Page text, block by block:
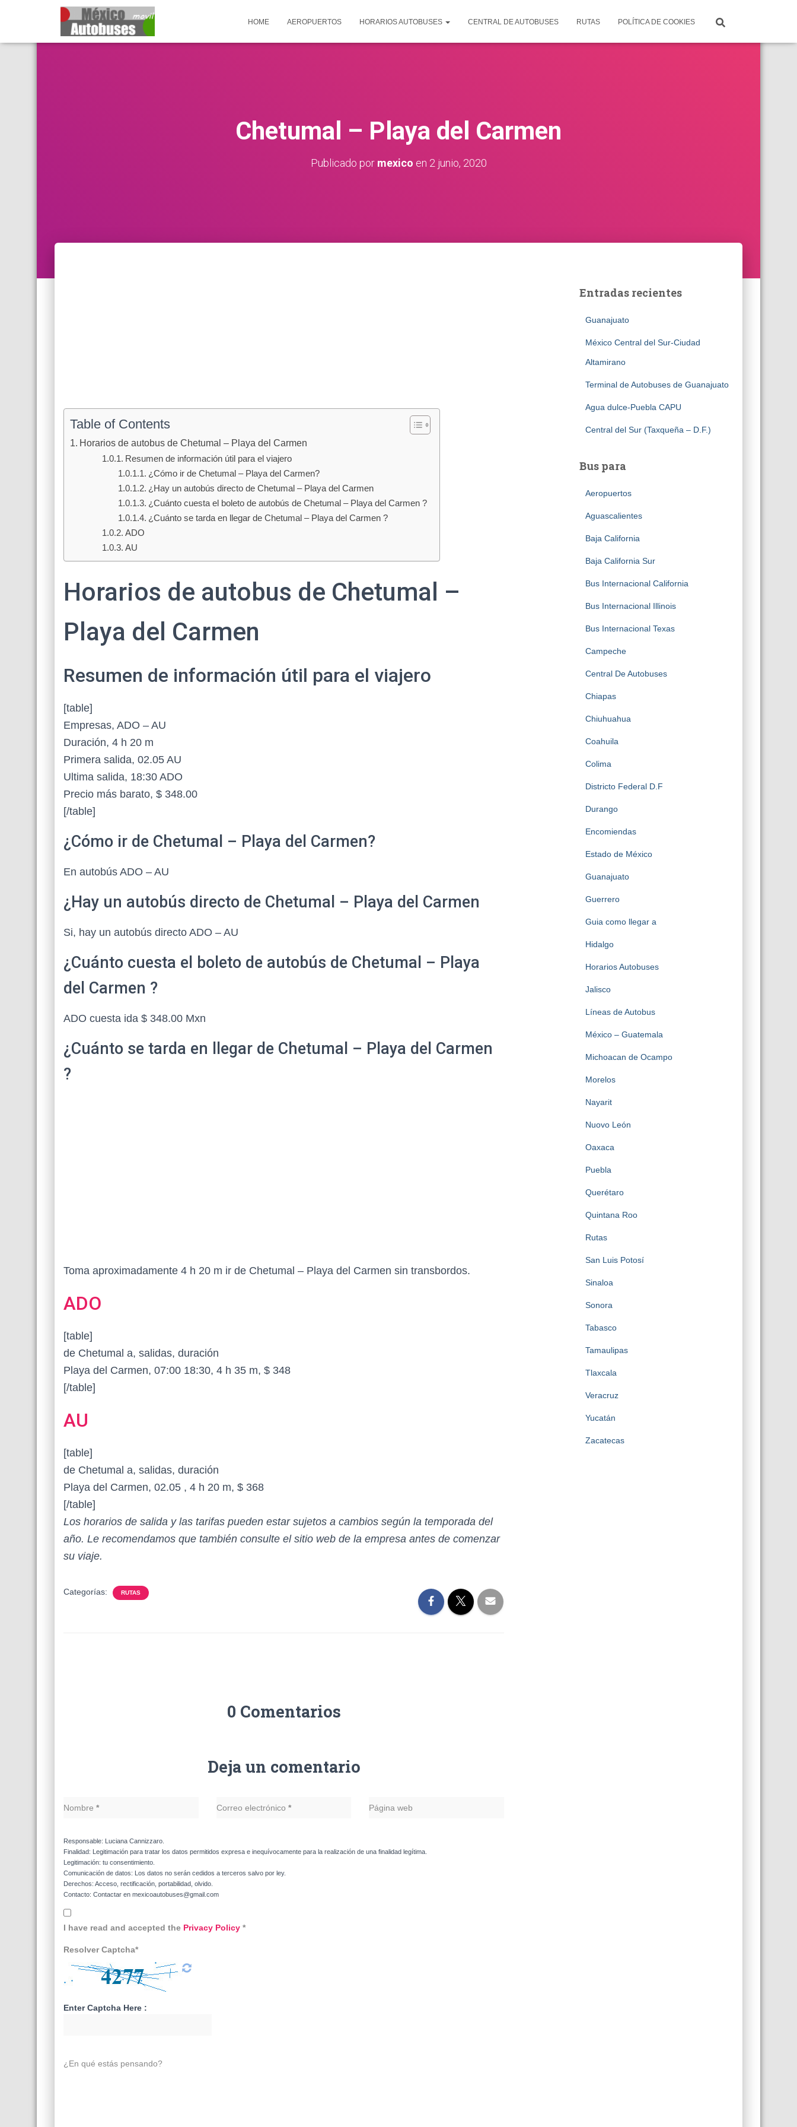
HOME AEROPUERTOS HORARIOS AUTOBUSES CENTRAL DE AUTOBUSES RUTAS POLÍTICA DE COOKIES
Chetumal – Playa del Carmen
Publicado por mexico en 2 junio, 2020
Table of Contents
Horarios de autobus de Chetumal – Playa del Carmen
Resumen de información útil para el viajero
¿Cómo ir de Chetumal – Playa del Carmen?
¿Hay un autobús directo de Chetumal – Playa del Carmen
¿Cuánto cuesta el boleto de autobús de Chetumal – Playa del Carmen ?
¿Cuánto se tarda en llegar de Chetumal – Playa del Carmen ?
ADO
AU
Horarios de autobus de Chetumal –
Playa del Carmen
Resumen de información útil para el viajero
[table]
Empresas, ADO – AU
Duración, 4 h 20 m
Primera salida, 02.05 AU
Ultima salida, 18:30 ADO
Precio más barato, $ 348.00
[/table]
¿Cómo ir de Chetumal – Playa del Carmen?
En autobús ADO – AU
¿Hay un autobús directo de Chetumal – Playa del Carmen
Si, hay un autobús directo ADO – AU
¿Cuánto cuesta el boleto de autobús de Chetumal – Playa
del Carmen ?
ADO cuesta ida $ 348.00 Mxn
¿Cuánto se tarda en llegar de Chetumal – Playa del Carmen
?
Toma aproximadamente 4 h 20 m ir de Chetumal – Playa del Carmen sin transbordos.
ADO
[table]
de Chetumal a, salidas, duración
Playa del Carmen, 07:00 18:30, 4 h 35 m, $ 348
[/table]
AU
[table]
de Chetumal a, salidas, duración
Playa del Carmen, 02.05 , 4 h 20 m, $ 368
[/table]
Los horarios de salida y las tarifas pueden estar sujetos a cambios según la temporada del
año. Le recomendamos que también consulte el sitio web de la empresa antes de comenzar
su viaje.
Categorías: RUTAS
0 Comentarios
Deja un comentario
Nombre * Correo electrónico * Página web
Responsable: Luciana Cannizzaro.
Finalidad: Legitimación para tratar los datos permitidos expresa e inequívocamente para la realización de una finalidad legítima.
Legitimación: tu consentimiento.
Comunicación de datos: Los datos no serán cedidos a terceros salvo por ley.
Derechos: Acceso, rectificación, portabilidad, olvido.
Contacto: Contactar en mexicoautobuses@gmail.com
I have read and accepted the Privacy Policy *
Resolver Captcha*
Enter Captcha Here :
¿En qué estás pensando?
Entradas recientes
Guanajuato
México Central del Sur-Ciudad
Altamirano
Terminal de Autobuses de Guanajuato
Agua dulce-Puebla CAPU
Central del Sur (Taxqueña – D.F.)
Bus para
Aeropuertos
Aguascalientes
Baja California
Baja California Sur
Bus Internacional California
Bus Internacional Illinois
Bus Internacional Texas
Campeche
Central De Autobuses
Chiapas
Chiuhuahua
Coahuila
Colima
Districto Federal D.F
Durango
Encomiendas
Estado de México
Guanajuato
Guerrero
Guia como llegar a
Hidalgo
Horarios Autobuses
Jalisco
Líneas de Autobus
México – Guatemala
Michoacan de Ocampo
Morelos
Nayarit
Nuovo León
Oaxaca
Puebla
Querétaro
Quintana Roo
Rutas
San Luis Potosí
Sinaloa
Sonora
Tabasco
Tamaulipas
Tlaxcala
Veracruz
Yucatán
Zacatecas